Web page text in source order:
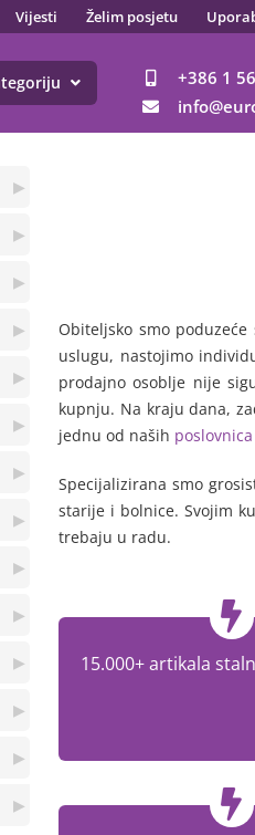
Vijesti Želim posjetu
+386 1
info
▶
▶
▶
▶
▶
▶
▶
▶
▶
▶
▶
▶
▶
▶
Obiteljsko smo
uslugu, nastojimo
prodajno osoblje nije
kupnju. Na kraju dana,
jednu od naših poslovnica
Specijalizirana smo
starije i bolnice. Svojim
trebaju u radu.
15.000+ artikala